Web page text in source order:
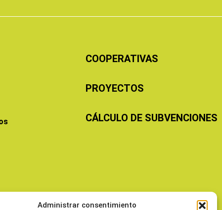
Administrar consentimiento
COOPERATIVAS
PROYECTOS
CÁLCULO DE SUBVENCIONES